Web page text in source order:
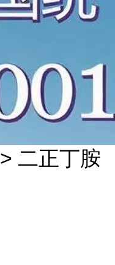
> 二正丁胺